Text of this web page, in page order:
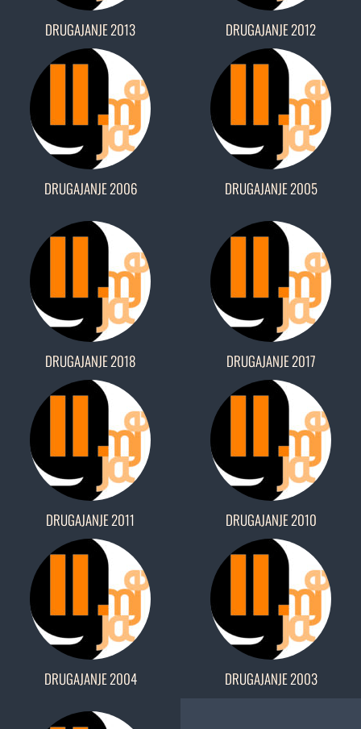
DRUGAJANJE 2013
DRUGAJANJE 2006
DRUGAJANJE 2012
DRUGAJANJE 2005
DRUGAJANJE 2018
DRUGAJANJE 2011
DRUGAJANJE 2004
DRUGAJANJE 2017
DRUGAJANJE 2010
DRUGAJANJE 2003